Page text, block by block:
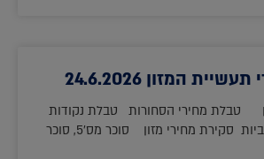
המזון 24.6.2026
טבלת מחירי הסחורות טבלת נקודות
פרוורד טבלת ריביות סקירת מחירי מזון סוכר מס'5, סוכר